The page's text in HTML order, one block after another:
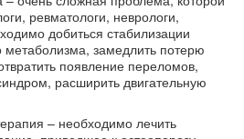
ревматологи, неврологи,
добиться стабилизации
метаболизма, замедлить потерю
появление переломов,
расширить двигательную
– необходимо лечить